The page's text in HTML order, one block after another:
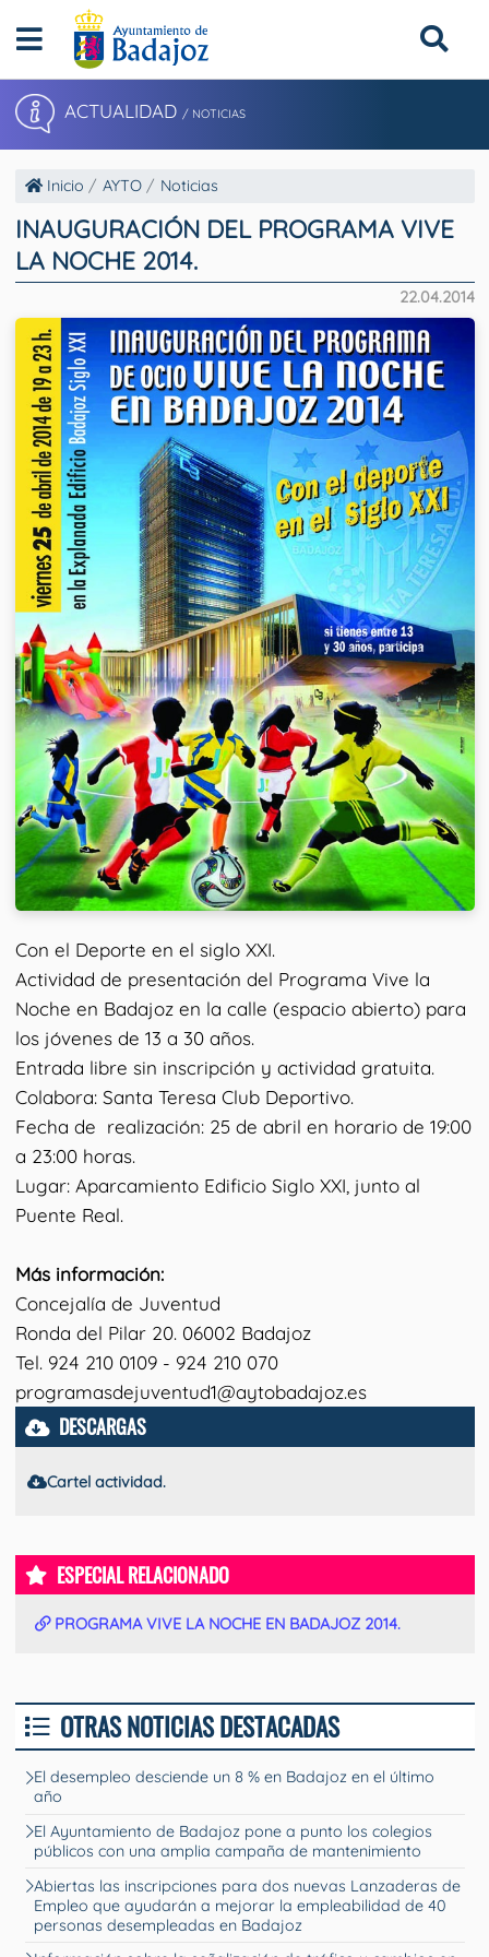
ACTUALIDAD / NOTICIAS
Inicio AYTO Noticias
INAUGURACIÓN DEL PROGRAMA VIVE
LA NOCHE 2014.
22.04.2014
Con el Deporte en el siglo XXI.
Actividad de presentación del Programa Vive la
Noche en Badajoz en la calle (espacio abierto) para
los jóvenes de 13 a 30 años.
Entrada libre sin inscripción y actividad gratuita.
Colabora: Santa Teresa Club Deportivo.
Fecha de realización: 25 de abril en horario de 19:00
a 23:00 horas.
Lugar: Aparcamiento Edificio Siglo XXI, junto al
Puente Real.
Más información:
Concejalía de Juventud
Ronda del Pilar 20. 06002 Badajoz
Tel. 924 210 0109 - 924 210 070
programasdejuventud1@aytobadajoz.es
DESCARGAS
Cartel actividad.
ESPECIAL RELACIONADO
PROGRAMA VIVE LA NOCHE EN BADAJOZ 2014.
OTRAS NOTICIAS DESTACADAS
El desempleo desciende un 8 % en Badajoz en el último
año
El Ayuntamiento de Badajoz pone a punto los colegios
públicos con una amplia campaña de mantenimiento
Abiertas las inscripciones para dos nuevas Lanzaderas de
Empleo que ayudarán a mejorar la empleabilidad de 40
personas desempleadas en Badajoz